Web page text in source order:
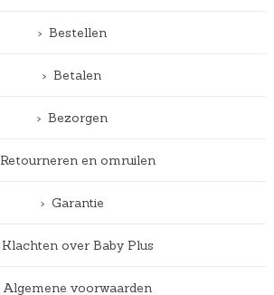
Bestellen
Betalen
Bezorgen
Retourneren en omruilen
Garantie
Klachten over Baby Plus
Algemene voorwaarden